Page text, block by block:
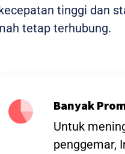
tinggi dan
tetap terhubung.
Banyak
Untuk
penggemar,